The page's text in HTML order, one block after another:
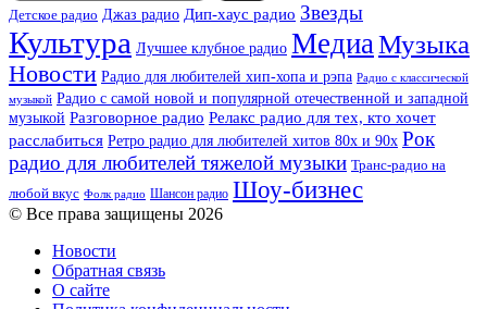
Детское радио Джаз радио Дип-хаус радио Звезды
Культура Лучшее клубное радио МедиаМузыка
Новости Радио для любителей хип-хопа и рэпа Радио с классической
музыкой Радио с самой новой и популярной отечественной и западной
музыкой Разговорное радио Релакс радио для тех, кто хочет
расслабиться Ретро радио для любителей хитов 80х и 90х Рок
радио для любителей тяжелой музыки Транс-радио на
любой вкус Фолк радио Шансон радио Шоу-бизнес
© Все права защищены 2026
Новости
Обратная связь
О сайте